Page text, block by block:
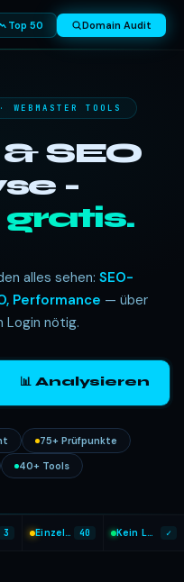
Top 50 Domain Audit
TOOLS
SEO
-
alles sehen: SEO-
Performance — über
Login nötig.
📊 Analysieren
75+ Prüfpunkte
40+ Tools
3 Einzel-Tools 40 Kein Login nötig ✓